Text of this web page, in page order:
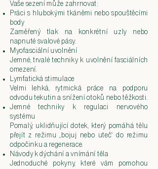
Vaše sezení může zahrnovat:
Práci s hlubokými tkáněmi nebo spouštěcími
body
Zaměřený tlak na konkrétní uzly nebo
napnuté svalové pásy.
Myofasciální uvolnění
Jemné, trvalé techniky k uvolnění fasciálních
omezení.​
Lymfatická stimulace
Velmi lehká, rytmická práce na podporu
odvodu tekutin a snížení otoků nebo těžkosti.
Jemné techniky k regulaci nervového
systému
Pomalý, uklidňující dotek, který pomáhá tělu
přejít z režimu „bojuj nebo uteč“ do režimu
odpočinku a regenerace.
Návody k dýchání a vnímání těla
Jednoduché pokyny, které vám pomohou